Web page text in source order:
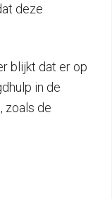
deze
blijkt dat er op
in de
zoals de